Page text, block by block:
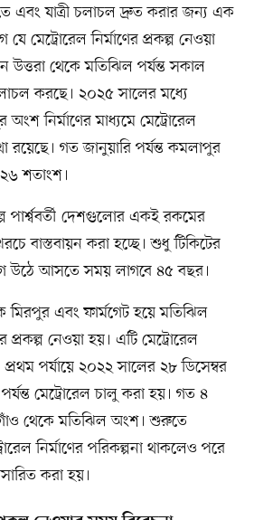
এবং যাত্রী চলাচল দ্রুত করার জন্য এক
মেট্রোরেল নির্মাণের প্রকল্প নেওয়া
থেকে মতিঝিল পর্যন্ত সকাল
করছে। ২০২৫ সালের মধ্যে
নির্মাণের মাধ্যমে মেট্রোরেল
রয়েছে। গত জানুয়ারি পর্যন্ত কমলাপুর
শতাংশ।
পার্শ্ববর্তী দেশগুলোর একই রকমের
বাস্তবায়ন করা হচ্ছে। শুধু টিকিটের
উঠে আসতে সময় লাগবে ৪৫ বছর।
মিরপুর এবং ফার্মগেট হয়ে মতিঝিল
প্রকল্প নেওয়া হয়। এটি মেট্রোরেল
পর্যায়ে ২০২২ সালের ২৮ ডিসেম্বর
মেট্রোরেল চালু করা হয়। গত ৪
থেকে মতিঝিল অংশ। শুরুতে
নির্মাণের পরিকল্পনা থাকলেও পরে
করা হয়।